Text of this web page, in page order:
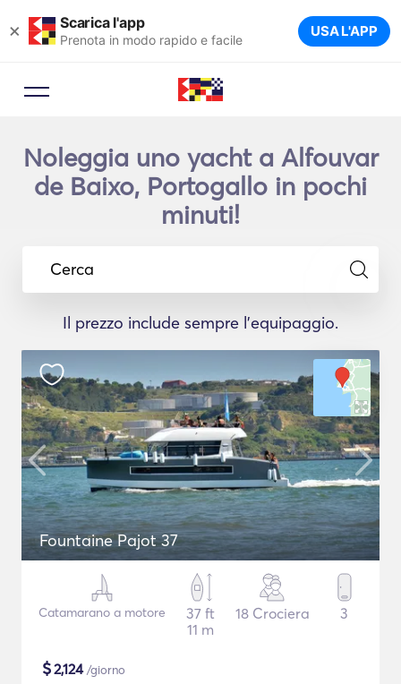
× Scarica l'app
Prenota in modo rapido e facile USA L'APP
Noleggia uno yacht a Alfouvar
de Baixo, Portogallo in pochi
minuti!
Cerca
Il prezzo include sempre l'equipaggio.
Fountaine Pajot 37
Catamarano a motore
37 ft
11 m
18 Crociera 3
$2,124/giorno